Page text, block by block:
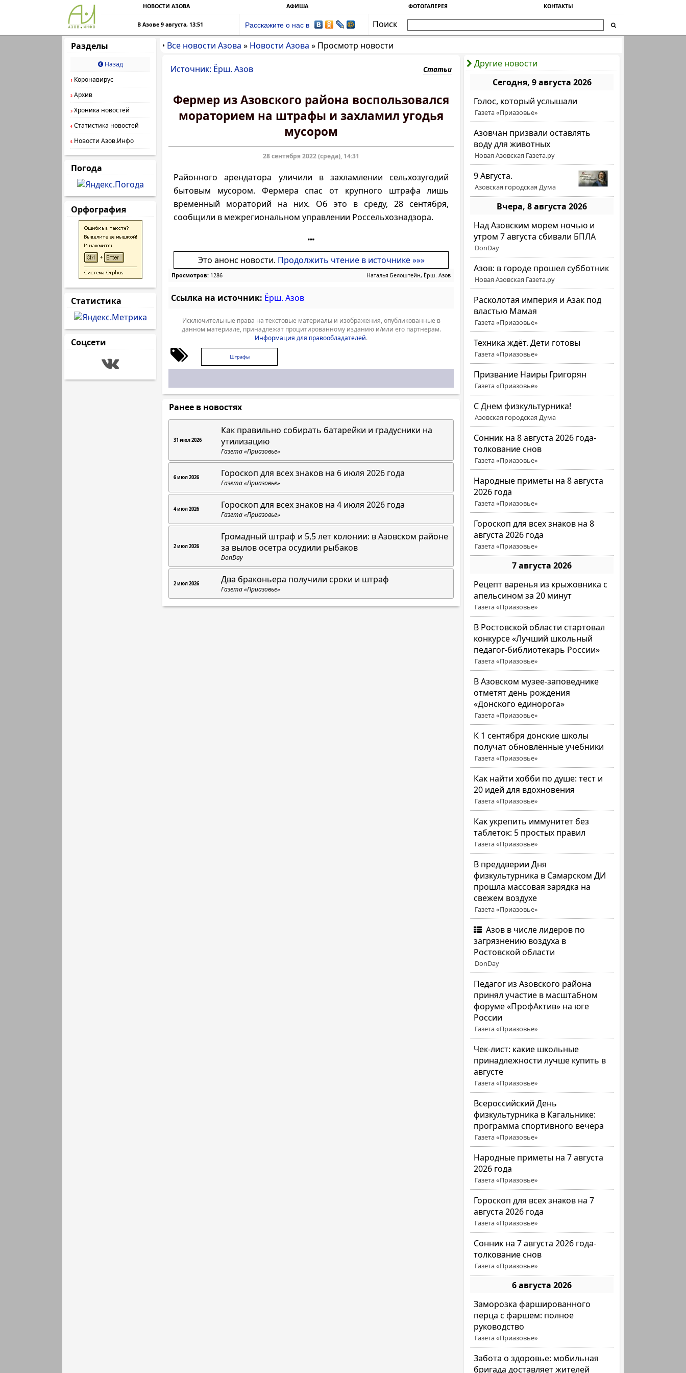
НОВОСТИ АЗОВА АФИША ФОТОГАЛЕРЕЯ КОНТАКТЫ
В Азове 9 августа, 13:51 Расскажите о нас в
Поиск
Разделы
Назад
1 Коронавирус
2 Архив
3 Хроника новостей
4 Статистика новостей
5 Новости Азов.Инфо
Погода
Орфография
Статистика
Соцсети
• Все новости Азова » Новости Азова » Просмотр новости
Другие новости
Сегодня, 9 августа 2026
Голос, который услышали
Газета «Приазовье»
Азовчан призвали оставлять
воду для животных
Новая Азовская Газета.ру
9 Августа.
Азовская городская Дума
Вчера, 8 августа 2026
Над Азовским морем ночью и
утром 7 августа сбивали БПЛА
DonDay
Азов: в городе прошел субботник
Новая Азовская Газета.ру
Расколотая империя и Азак под
властью Мамая
Газета «Приазовье»
Техника ждёт. Дети готовы
Газета «Приазовье»
Призвание Наиры Григорян
Газета «Приазовье»
C Днем физкультурника!
Азовская городская Дума
Сонник на 8 августа 2026 года-
толкование снов
Газета «Приазовье»
Народные приметы на 8 августа
2026 года
Газета «Приазовье»
Гороскоп для всех знаков на 8
августа 2026 года
Газета «Приазовье»
7 августа 2026
Рецепт варенья из крыжовника с
апельсином за 20 минут
Газета «Приазовье»
В Ростовской области стартовал
конкурсе «Лучший школьный
педагог-библиотекарь России»
Газета «Приазовье»
В Азовском музее-заповеднике
отметят день рождения
«Донского единорога»
Газета «Приазовье»
К 1 сентября донские школы
получат обновлённые учебники
Газета «Приазовье»
Как найти хобби по душе: тест и
20 идей для вдохновения
Газета «Приазовье»
Как укрепить иммунитет без
таблеток: 5 простых правил
Газета «Приазовье»
В преддверии Дня
физкультурника в Самарском ДИ
прошла массовая зарядка на
свежем воздухе
Газета «Приазовье»
Азов в числе лидеров по
загрязнению воздуха в
Ростовской области
DonDay
Педагог из Азовского района
принял участие в масштабном
форуме «ПрофАктив» на юге
России
Газета «Приазовье»
Чек-лист: какие школьные
принадлежности лучше купить в
августе
Газета «Приазовье»
Всероссийский День
физкультурника в Кагальнике:
программа спортивного вечера
Газета «Приазовье»
Народные приметы на 7 августа
2026 года
Газета «Приазовье»
Гороскоп для всех знаков на 7
августа 2026 года
Газета «Приазовье»
Сонник на 7 августа 2026 года-
толкование снов
Газета «Приазовье»
6 августа 2026
Заморозка фаршированного
перца с фаршем: полное
руководство
Газета «Приазовье»
Забота о здоровье: мобильная
бригада доставляет жителей
Источник: Ёрш. Азов Статьи
Фермер из Азовского района воспользовался
мораторием на штрафы и захламил угодья
мусором
28 сентября 2022 (среда), 14:31
Районного арендатора уличили в захламлении сельхозугодий
бытовым мусором. Фермера спас от крупного штрафа лишь
временный мораторий на них. Об это в среду, 28 сентября,
сообщили в межрегиональном управлении Россельхознадзора.
Это анонс новости. Продолжить чтение в источнике »»»
Просмотров: 1286 Наталья Белоштейн, Ёрш. Азов
Ссылка на источник: Ёрш. Азов
Исключительные права на текстовые материалы и изображения, опубликованные в
данном материале, принадлежат процитированному изданию и/или его партнерам.
Информация для правообладателей.
Штрафы
Ранее в новостях
31 июл 2026
Как правильно собирать батарейки и градусники на
утилизацию
Газета «Приазовье»
6 июл 2026 Гороскоп для всех знаков на 6 июля 2026 года
Газета «Приазовье»
4 июл 2026 Гороскоп для всех знаков на 4 июля 2026 года
Газета «Приазовье»
2 июл 2026
Громадный штраф и 5,5 лет колонии: в Азовском районе
за вылов осетра осудили рыбаков
DonDay
2 июл 2026 Два браконьера получили сроки и штраф
Газета «Приазовье»